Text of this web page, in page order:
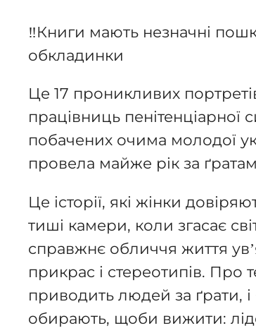
‼️Книги мають незначні
обкладинки
Це 17 проникливих
працівниць пенітенціарної
побачених очима молодої
провела майже рік за
Це історії, які жінки
тиші камери, коли згасає
справжнє обличчя життя
прикрас і стереотипів. Про
приводить людей за ґрати, і
обирають, щоби вижити: